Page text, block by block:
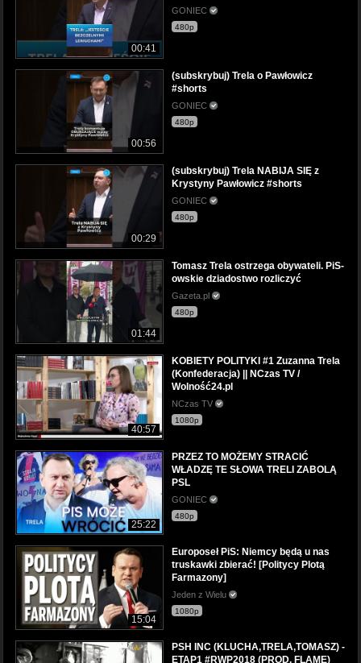
00:41
GONIEC
480p
00:56
(subskrybuj) Trela o Pawłowicz
#shorts
GONIEC
480p
00:29
(subskrybuj) Trela NABIJA SIĘ z
Krystyny Pawłowicz #shorts
GONIEC
480p
01:44
Tomasz Trela ostrzega obywateli. PiS-
owskie dziadostwo rozliczyć
Gazeta.pl
480p
40:57
KOBIETY POLITYKI #1 Zuzanna Trela
(Konfederacja) || NCzas TV /
Wolność24.pl
NCzas TV
1080p
25:22
PRZEZ TO MOŻEMY STRACIĆ
WŁADZĘ TE SŁOWA TRELI ZABOLĄ
PSL
GONIEC
480p
15:04
Europoseł PiS: Niemcy będą u nas
truskawki zbierać! [Politycy Plotą
Farmazony]
Jeden z Wielu
1080p
PSH INC (KLUCHA,TRELA,TOMASZ) -
ETAP1 #RWP2018 (PROD. FLAME)